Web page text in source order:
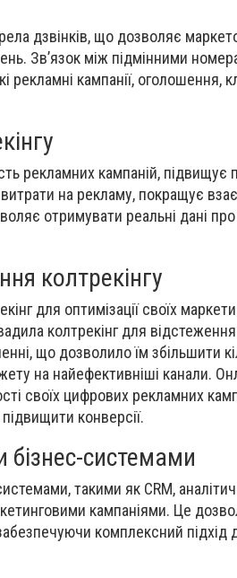
дзвінків, що дозволяє
Звʼязок між підмінними
кампанії, оголошення,
рекламних кампаній, підвищує
на рекламу, покращує
отримувати реальні дані про
колтрекінгу
для оптимізації своїх
колтрекінг для
що дозволило їм збільшити
на найефективніші канали.
своїх цифрових рекламних
конверсії.
бізнес-системами
такими як CRM,
кампаніями. Це
комплексний підхід